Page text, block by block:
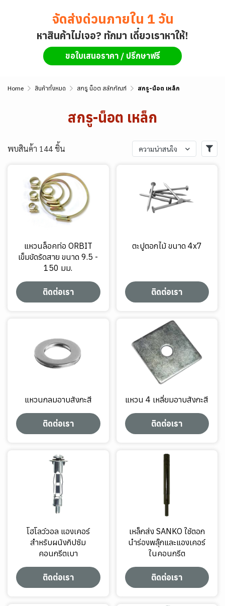
จัดส่งด่วนภายใน 1 วัน
หาสินค้าไม่เจอ? ทักมา เดี๋ยวเราหาให้!
ขอใบเสนอราคา / ปรึกษาฟรี
Home สินค้าทั้งหมด สกรู น็อต สลักภัณฑ์ สกรู-น็อต เหล็ก
สกรู-น็อต เหล็ก
พบสินค้า 144 ชิ้น ความน่าสนใจ
แหวนล็อคท่อ ORBIT
เข็มขัดรัดสาย ขนาด 9.5 -
150 มม.
ติดต่อเรา
ตะปูตอกไม้ ขนาด 4x7
ติดต่อเรา
แหวนกลมอาบสังกะสี
ติดต่อเรา
แหวน 4 เหลี่ยมอาบสังกะสี
ติดต่อเรา
โฮโลว์วอล แองเคอร์
สำหรับผนังกิปซัม
คอนกรีตเบา
ติดต่อเรา
เหล็กส่ง SANKO ใช้ตอก
นำร่องพลุ๊กและแองเคอร์
ในคอนกรีต
ติดต่อเรา